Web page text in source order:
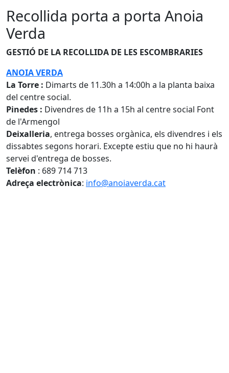
Recollida porta a porta Anoia
Verda
GESTIÓ DE LA RECOLLIDA DE LES ESCOMBRARIES
ANOIA VERDA
La Torre : Dimarts de 11.30h a 14:00h a la planta baixa
del centre social.
Pinedes : Divendres de 11h a 15h al centre social Font
de l'Armengol
Deixalleria, entrega bosses orgànica, els divendres i els
dissabtes segons horari. Excepte estiu que no hi haurà
servei d'entrega de bosses.
Telèfon : 689 714 713
Adreça electrònica: info@anoiaverda.cat